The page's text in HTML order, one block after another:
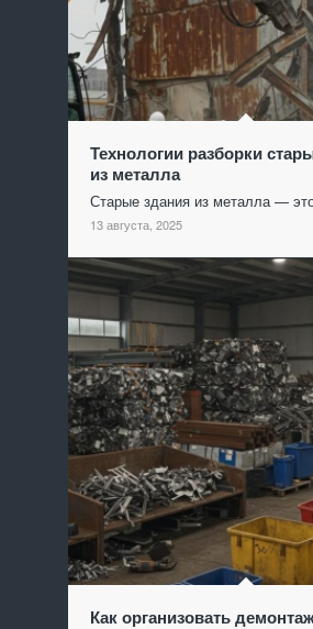
Технологии разборки
из металла
Старые здания из металла —
13 августа, 2025
Как организовать